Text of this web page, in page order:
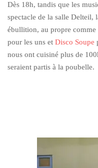
Dès 18h, tandis que les
spectacle de la salle Delteil,
ébullition, au propre comme
pour les uns et Disco Soupe
nous ont cuisiné plus de
seraient partis à la poubelle.